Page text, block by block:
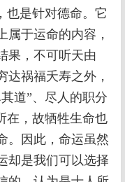
也是针对德命。它
属于运命的内容，
果，不可听天由
达祸福夭寿之外，
道”、尽人的职分
在，故牺牲生命也
。因此，命运虽然
却是我们可以选择